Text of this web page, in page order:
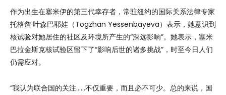
作为出生在塞米伊的第三代幸存者，常驻纽约的国际关系法律专家
托格詹·叶森巴耶娃（Togzhan Yessenbayeva）表示，她意识到
核试验对她居住的社区及环境所产生的“深远影响”。她表示，塞米
巴拉金斯克核试验区留下了“影响后世的诸多挑战”，时至今日人们
仍需应对。
“我认为联合国的关注……不仅重要，而且必不可少。总的来说，国